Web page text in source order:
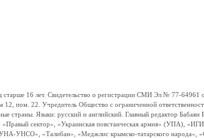
16 лет. Свидетельство о регистрации СМИ Эл № 77-64961
пом. 22. Учредитель Общество с ограниченной
страны. Языки: русский и английский. Главный редактор
«Правый сектор», «Украинская повстанческая армия»
УНСО», «Талибан», «Меджлис крымско-татарского народа»,